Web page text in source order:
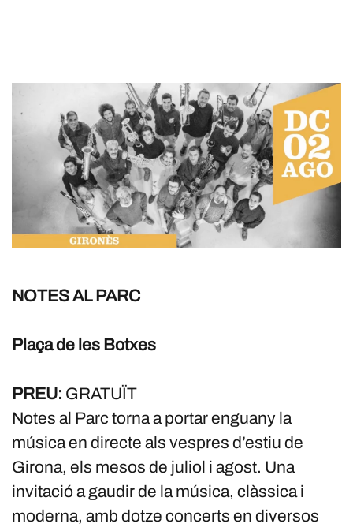
NOTES AL PARC
Plaça de les Botxes
PREU: GRATUÏT
Notes al Parc torna a portar enguany la
música en directe als vespres d’estiu de
Girona, els mesos de juliol i agost. Una
invitació a gaudir de la música, clàssica i
moderna, amb dotze concerts en diversos